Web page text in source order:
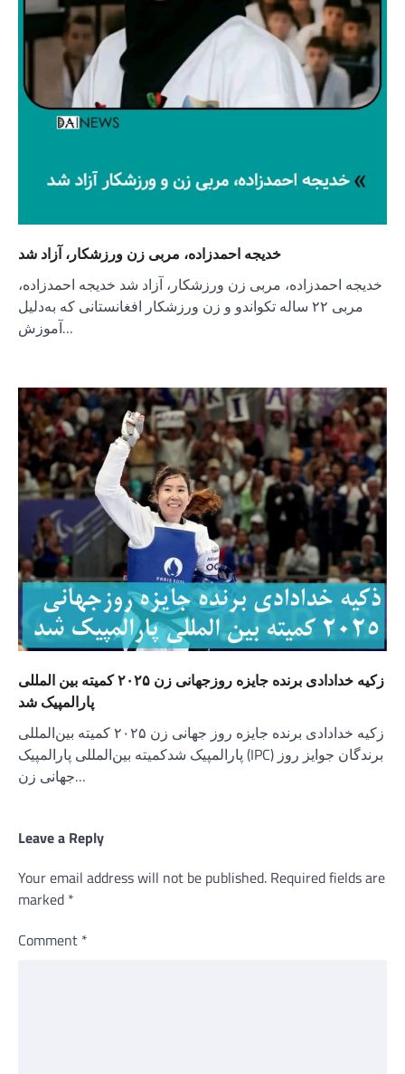
خدیجه احمدزاده، مربی زن ورزشکار، آزاد شد
خدیجه احمدزاده، مربی زن ورزشکار، آزاد شد خدیجه احمدزاده،
مربی ۲۲ ساله تکواندو و زن ورزشکار افغانستانی که به‌دلیل
آموزش…
زکیه خدادادی برنده جایزه روزجهانی زن ۲۰۲۵ کمیته بین المللی
پارالمپیک شد
زکیه خدادادی برنده جایزه روز جهانی زن ۲۰۲۵ کمیته بین‌المللی
پارالمپیک شدکمیته بین‌المللی پارالمپیک (IPC) برندگان جوایز روز
جهانی زن…
Leave a Reply
Your email address will not be published. Required fields are
marked *
Comment *